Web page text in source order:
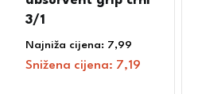
3/1
Najniža cijena: 7,99
Snižena cijena: 7,19